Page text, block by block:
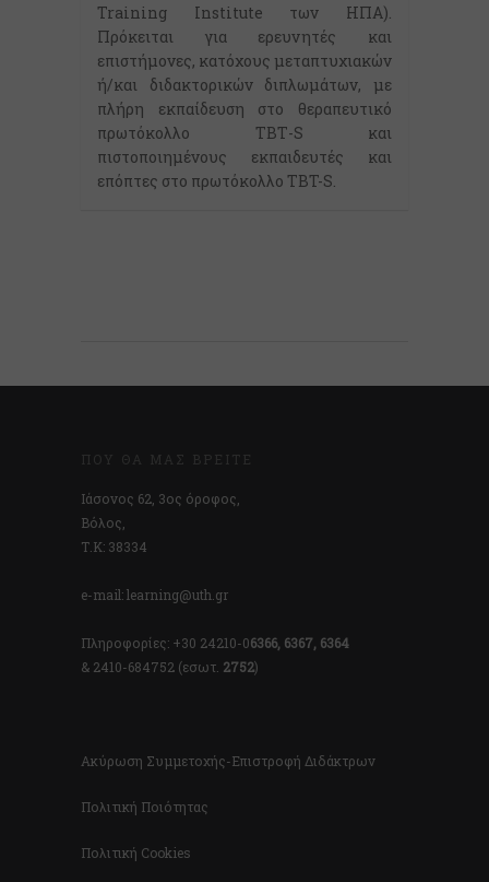
Training Institute των ΗΠΑ).
Πρόκειται για ερευνητές και
επιστήμονες, κατόχους μεταπτυχιακών
ή/και διδακτορικών διπλωμάτων, με
πλήρη εκπαίδευση στο θεραπευτικό
πρωτόκολλο ΤΒΤ-S και
πιστοποιημένους εκπαιδευτές και
επόπτες στο πρωτόκολλο TBT-S.
ΠΟΎ ΘΑ ΜΑΣ ΒΡΕΊΤΕ
Ιάσονος 62, 3ος όροφος,
Βόλος,
Τ.Κ: 38334
e-mail: learning@uth.gr
Πληροφορίες: +30 24210-06366, 6367, 6364
& 2410-684752 (εσωτ. 2752)
Ακύρωση Συμμετοχής-Επιστροφή Διδάκτρων
Πολιτική Ποιότητας
Πολιτική Cookies